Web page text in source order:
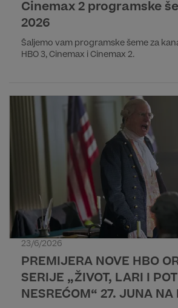
Cinemax 2 programske
2026
Šaljemo vam programske šeme za
HBO 3, Cinemax i Cinemax 2.
23/6/2026
PREMIJERA NOVE HBO
SERIJE „ŽIVOT, LARI I
NESREĆOM“ 27. JUNA NA